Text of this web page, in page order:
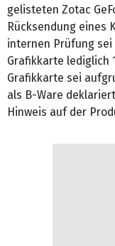
gelisteten Zotac
Rücksendung eines
internen Prüfung
Grafikkarte lediglich
Grafikkarte sei
als B-Ware
Hinweis auf der